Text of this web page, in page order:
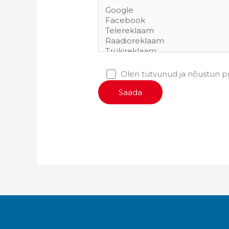
Olen tutvunud ja nõustun